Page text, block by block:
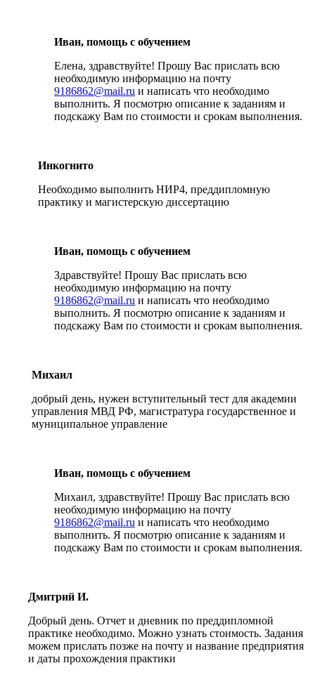
Иван, помощь с обучением
Елена, здравствуйте! Прошу Вас прислать всю
необходимую информацию на почту
9186862@mail.ru и написать что необходимо
выполнить. Я посмотрю описание к заданиям и
подскажу Вам по стоимости и срокам выполнения.
Инкогнито
Необходимо выполнить НИР4, преддипломную
практику и магистерскую диссертацию
Иван, помощь с обучением
Здравствуйте! Прошу Вас прислать всю
необходимую информацию на почту
9186862@mail.ru и написать что необходимо
выполнить. Я посмотрю описание к заданиям и
подскажу Вам по стоимости и срокам выполнения.
Михаил
добрый день, нужен вступительный тест для академии
управления МВД РФ, магистратура государственное и
муниципальное управление
Иван, помощь с обучением
Михаил, здравствуйте! Прошу Вас прислать всю
необходимую информацию на почту
9186862@mail.ru и написать что необходимо
выполнить. Я посмотрю описание к заданиям и
подскажу Вам по стоимости и срокам выполнения.
Дмитрий И.
Добрый день. Отчет и дневник по преддипломной
практике необходимо. Можно узнать стоимость. Задания
можем прислать позже на почту и название предприятия
и даты прохождения практики